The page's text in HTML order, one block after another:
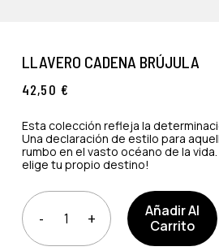
LLAVERO CADENA BRÚJULA
42,50€
Esta colección refleja la
Una declaración de estilo para
rumbo en el vasto océano de la
elige tu propio destino!
Añadir Al
Carrito